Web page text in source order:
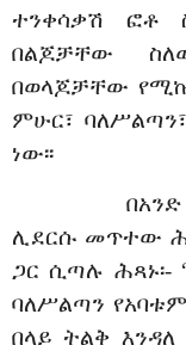
ተንቀሳቃሽ ፎቶ
በልጆቻቸው
በወላጆቻቸው
ምሁር፣
ነው፡፡
ሊደርሱ መጥተው
ጋር ሲጣሉ ሕጻኑ፡-
ባለሥልጣን
በላይ ትልቅ እንዳለ